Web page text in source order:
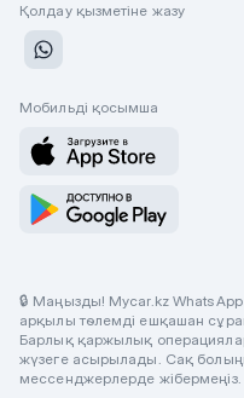
Қолдау қызметіне жазу
Мобильді қосымша
🔒 Маңызды! Mycar.kz
арқылы төлемді ешқашан
Барлық қаржылық
жүзеге асырылады. Сақ
мессенджерлерде жібермеңіз.